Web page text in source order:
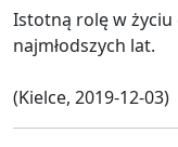
Istotną rolę w
najmłodszych lat.
(Kielce, 2019-12-03)